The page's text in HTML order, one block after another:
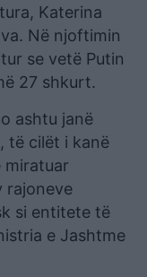
Katerina
Në njoftimin
se vetë Putin
27 shkurt.
ashtu janë
të cilët i kanë
miratuar
rajoneve
si entitete të
e Jashtme